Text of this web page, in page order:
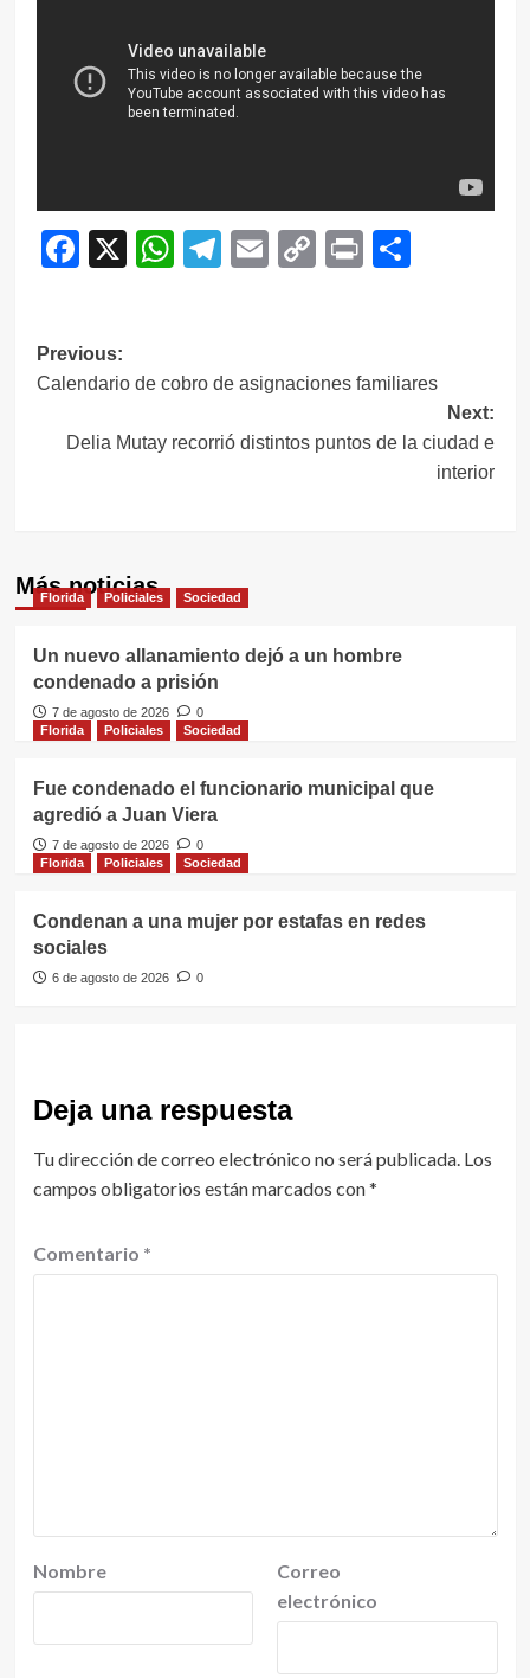
Facebook
X WhatsApp
Telegram
EmailCopy
Print
Navegación
de
entradas
Previous:
Calendario de cobro de asignaciones familiares
Next:
Delia Mutay recorrió distintos puntos de la ciudad e
interior
Más noticias
Florida Policiales Sociedad
Un nuevo allanamiento dejó a un hombre
condenado a prisión
7 de agosto de 2026
0
Florida
Policiales Sociedad
Fue condenado el funcionario municipal que
agredió a Juan Viera
7 de agosto de 2026
0
Florida
Policiales Sociedad
Condenan a una mujer por estafas en redes
sociales
6 de agosto de 2026 0
Deja una respuesta
Tu dirección de correo electrónico no será publicada. Los
campos obligatorios están marcados con*
Comentario *
Nombre
Correo
electrónico